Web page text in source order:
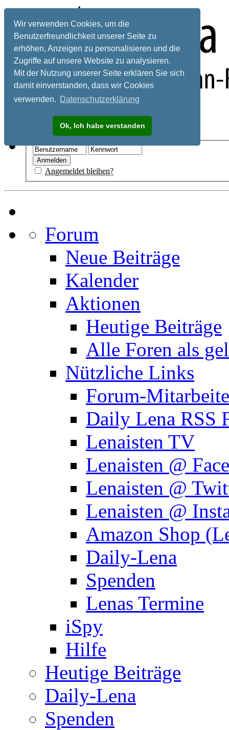
Wir verwenden Cookies, um die
Benutzerfreundlichkeit unserer Seite zu
erhöhen, Anzeigen zu personalisieren und die
Zugriffe auf unsere Website zu analysieren.
Mit der Nutzung unserer Seite erklären Sie sich
damit einverstanden, dass wir Cookies
verwenden. Datenschutzerklärung
Ok, Ich habe verstanden
Registrieren
Angemeldet bleiben?
Forum
Neue Beiträge
Kalender
Aktionen
Heutige Beiträge
Alle Foren als
Nützliche Links
Forum-
Daily Lena RSS
Lenaisten TV
Lenaisten @
Lenaisten @
Lenaisten @
Amazon Shop
Daily-Lena
Spenden
Lenas Termine
iSpy
Hilfe
Heutige Beiträge
Daily-Lena
Spenden